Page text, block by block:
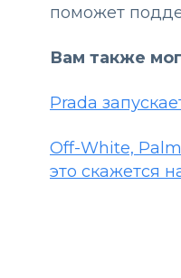
поможет
Вам также
Prada
Off-White,
это скажется